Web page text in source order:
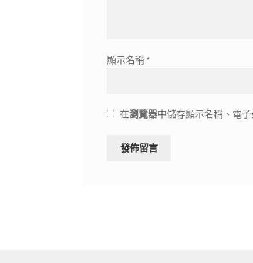
顯示名稱 *
在瀏覽器中儲存顯示名稱、電